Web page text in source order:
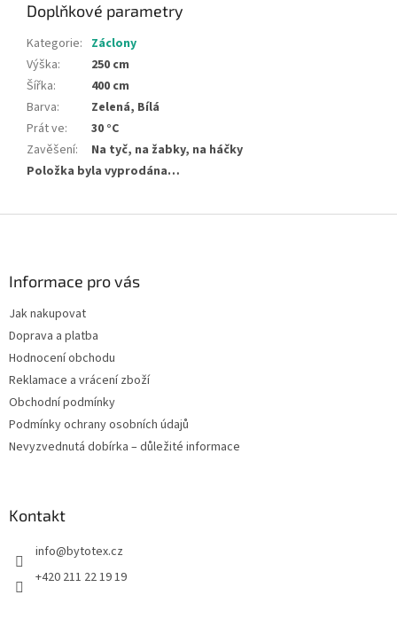
Doplňkové parametry
Kategorie: Záclony
Výška:
250 cm
Šířka:
400 cm
Barva:
Zelená, Bílá
Prát ve:
30 °C
Zavěšení:
Na tyč, na žabky, na háčky
Položka byla vyprodána…
Informace pro vás
Jak nakupovat
Doprava a platba
Hodnocení obchodu
Reklamace a vrácení zboží
Obchodní podmínky
Podmínky ochrany osobních údajů
Nevyzvednutá dobírka – důležité informace
Kontakt
info@bytotex.cz
+420 211 22 19 19